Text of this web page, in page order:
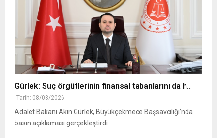
Gürlek: Suç örgütlerinin finansal tabanlarını da h..
Tarih: 08/08/2026
Adalet Bakanı Akın Gürlek, Büyükçekmece Başsavcılığı’nda
basın açıklaması gerçekleştirdi.